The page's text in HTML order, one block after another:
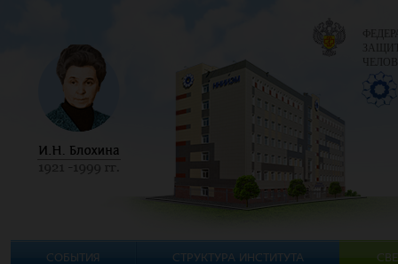
СОБЫТИЯ СТРУКТУРА ИНСТИТУТА